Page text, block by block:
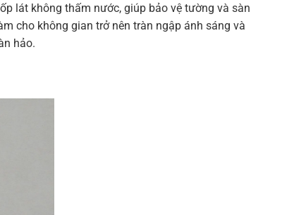
lát không thấm nước, giúp bảo vệ tường và sàn
cho không gian trở nên tràn ngập ánh sáng và
hảo.